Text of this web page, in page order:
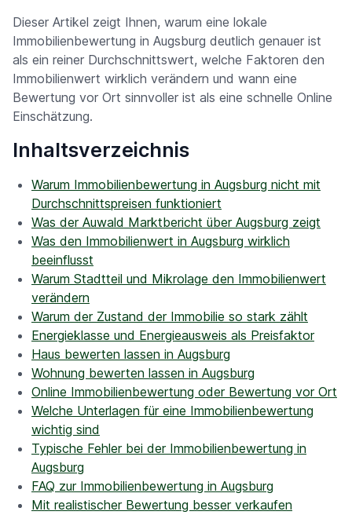
Dieser Artikel zeigt Ihnen, warum eine lokale
Immobilienbewertung in Augsburg deutlich genauer ist
als ein reiner Durchschnittswert, welche Faktoren den
Immobilienwert wirklich verändern und wann eine
Bewertung vor Ort sinnvoller ist als eine schnelle Online
Einschätzung.
Inhaltsverzeichnis
Warum Immobilienbewertung in Augsburg nicht mit
Durchschnittspreisen funktioniert
Was der Auwald Marktbericht über Augsburg zeigt
Was den Immobilienwert in Augsburg wirklich
beeinflusst
Warum Stadtteil und Mikrolage den Immobilienwert
verändern
Warum der Zustand der Immobilie so stark zählt
Energieklasse und Energieausweis als Preisfaktor
Haus bewerten lassen in Augsburg
Wohnung bewerten lassen in Augsburg
Online Immobilienbewertung oder Bewertung vor Ort
Welche Unterlagen für eine Immobilienbewertung
wichtig sind
Typische Fehler bei der Immobilienbewertung in
Augsburg
FAQ zur Immobilienbewertung in Augsburg
Mit realistischer Bewertung besser verkaufen